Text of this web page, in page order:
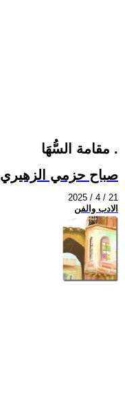
مقامة السُّهَا .
صباح حزمي الزهيري
2025 / 4 / 21
الادب والفن